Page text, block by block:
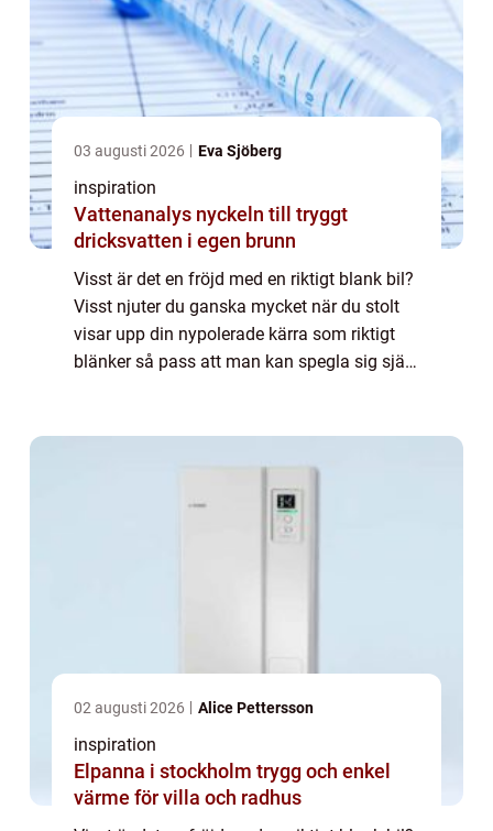
03 augusti 2026 Eva Sjöberg
inspiration
Vattenanalys nyckeln till tryggt
dricksvatten i egen brunn
Visst är det en fröjd med en riktigt blank bil?
Visst njuter du ganska mycket när du stolt
visar upp din nypolerade kärra som riktigt
blänker så pass att man kan spegla sig själv
02 augusti 2026 Alice Pettersson
inspiration
Elpanna i stockholm trygg och enkel
värme för villa och radhus